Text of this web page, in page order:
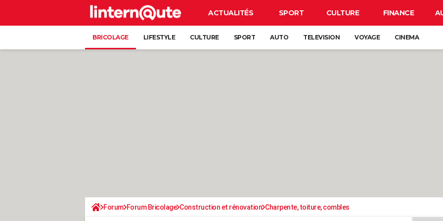
ACTUALITÉS SPORT CULTURE FINANCE
BRICOLAGE LIFESTYLE CULTURE SPORT AUTO TELEVISION VOYAGE CINEMA
Forum Forum Bricolage Construction et rénovation Charpente, toiture, combles